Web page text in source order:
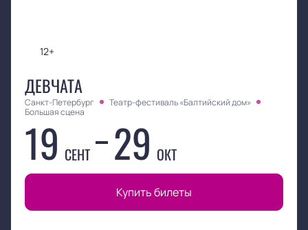
12+
ДЕВЧАТА
Санкт-Петербург
Театр-фестиваль «Балтийский дом»
Большая сцена
19 СЕНТ 29 ОКТ
Купить билеты